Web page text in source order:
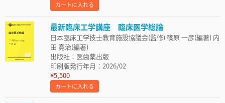
カートに入れる
最新臨床工学講座 臨床医学総論
日本臨床工学技士教育施設協議会(監修) 篠原 一彦(編著) 内
田 寛治(編著)
出版社：医歯薬出版
印刷版発行年月：2026/02
¥5,500
カートに入れる